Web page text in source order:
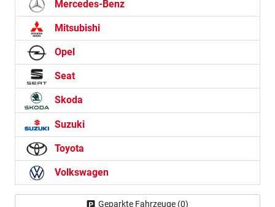
Mercedes-Benz
Mitsubishi
Opel
Seat
Skoda
Suzuki
Toyota
Volkswagen
Geparkte Fahrzeuge (0)